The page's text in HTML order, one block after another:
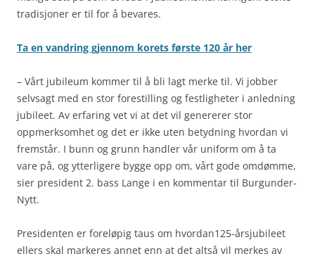
tradisjoner er til for å bevares.
Ta en vandring gjennom korets første 120 år her
– Vårt jubileum kommer til å bli lagt merke til. Vi jobber
selvsagt med en stor forestilling og festligheter i anledning
jubileet. Av erfaring vet vi at det vil genererer stor
oppmerksomhet og det er ikke uten betydning hvordan vi
fremstår. I bunn og grunn handler vår uniform om å ta
vare på, og ytterligere bygge opp om, vårt gode omdømme,
sier president 2. bass Lange i en kommentar til Burgunder-
Nytt.
Presidenten er foreløpig taus om hvordan125-årsjubileet
ellers skal markeres annet enn at det altså vil merkes av